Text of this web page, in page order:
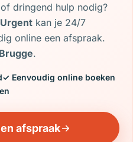
dringend hulp nodig?
kan je 24/7
online een afspraak.
Brugge.
✓ Eenvoudig online boeken
afspraak